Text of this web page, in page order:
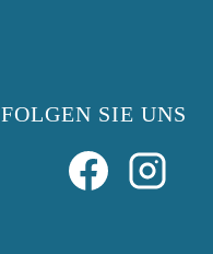
FOLGEN SIE UNS